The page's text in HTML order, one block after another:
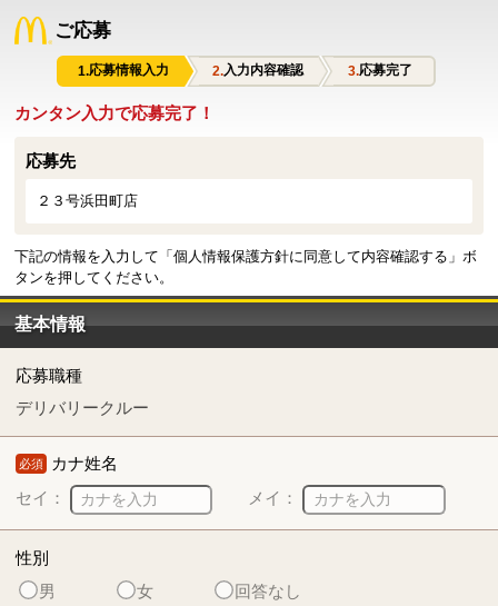
ご応募
応募情報入力 入力内容確認 応募完了
カンタン入力で応募完了！
応募先
２３号浜田町店
下記の情報を入力して「個人情報保護方針に同意して内容確認する」ボ
タンを押してください。
基本情報
応募職種
デリバリークルー
必須 カナ姓名
セイ：
メイ：
性別
男
女 回答なし